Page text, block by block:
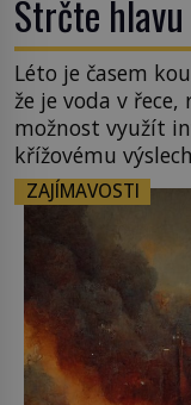
Strčte
Léto je časem
že je voda v
možnost využít
křížovému
koupaliště.
Podívat se pod
konkrétní vodní
vámi. Říká se
ZAJÍMAVOSTI